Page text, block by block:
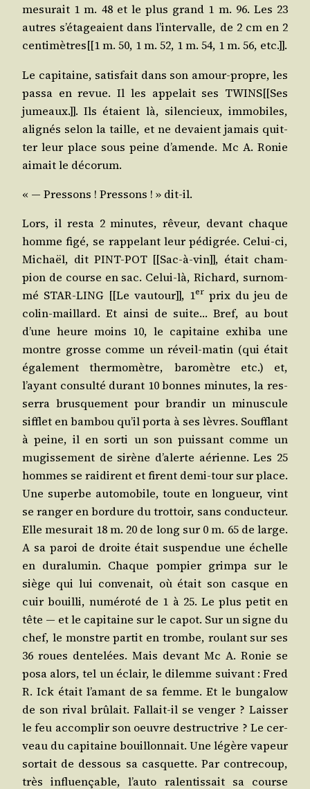
mesu­rait 1 m. 48 et le plus grand 1 m. 96. Les 23
autres s’é­ta­geaient dans l’in­ter­valle, de 2 cm en 2
centimètres[[1 m. 50, 1 m. 52, 1 m. 54, 1 m. 56, etc.]].
Le capi­taine, satis­fait dans son amour-propre, les
pas­sa en revue. Il les appe­lait ses TWINS[[Ses
jumeaux.]]. Ils étaient là, silen­cieux, immo­biles,
ali­gnés selon la taille, et ne devaient jamais quit­
ter leur place sous peine d’a­mende. Mc A. Ronie
aimait le décorum.
« ― Pres­sons ! Pres­sons ! » dit-il.
Lors, il res­ta 2 minutes, rêveur, devant chaque
homme figé, se rap­pe­lant leur pédi­grée. Celui-ci,
Michaël, dit PINT-POT [[Sac-à-vin]], était cham­
pion de course en sac. Celui-là, Richard, sur­nom­
mé STAR-LING [[Le vau­tour]], 1er prix du jeu de
colin-maillard. Et ain­si de suite… Bref, au bout
d’une heure moins 10, le capi­taine exhi­ba une
montre grosse comme un réveil-matin (qui était
éga­le­ment ther­mo­mètre, baro­mètre etc.) et,
l’ayant consul­té durant 10 bonnes minutes, la res­
ser­ra brus­que­ment pour bran­dir un minus­cule
sif­flet en bam­bou qu’il por­ta à ses lèvres. Souf­flant
à peine, il en sor­ti un son puis­sant comme un
mugis­se­ment de sirène d’a­lerte aérienne. Les 25
hommes se rai­dirent et firent demi-tour sur place.
Une superbe auto­mo­bile, toute en lon­gueur, vint
se ran­ger en bor­dure du trot­toir, sans conduc­teur.
Elle mesu­rait 18 m. 20 de long sur 0 m. 65 de large.
A sa paroi de droite était sus­pen­due une échelle
en dura­lu­min. Chaque pom­pier grim­pa sur le
siège qui lui conve­nait, où était son casque en
cuir bouilli, numé­ro­té de 1 à 25. Le plus petit en
tête ― et le capi­taine sur le capot. Sur un signe du
chef, le monstre par­tit en trombe, rou­lant sur ses
36 roues den­te­lées. Mais devant Mc A. Ronie se
posa alors, tel un éclair, le dilemme sui­vant : Fred
R. Ick était l’a­mant de sa femme. Et le bun­ga­low
de son rival brû­lait. Fal­lait-il se ven­ger ? Lais­ser
le feu accom­plir son oeuvre des­truc­trive ? Le cer­
veau du capi­taine bouillon­nait. Une légère vapeur
sor­tait de des­sous sa cas­quette. Par contre­coup,
très influen­çable, l’au­to ralen­tis­sait sa course